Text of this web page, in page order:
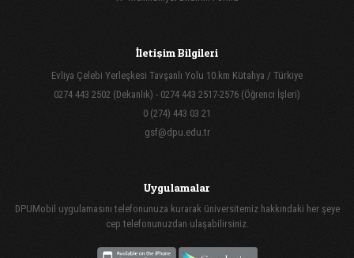
İletişim Bilgileri
Evliya Çelebi Yerleşkesi Tavşanlı Yolu 10.km Kütahya / Türkiye
0274 443 2502 (Dekanlık) - 0274 443 2517-2576 (Öğrenci İşleri)
0 (274) 443 03 21
gsf@dpu.edu.tr
Uygulamalar
DPUMobil uygulamasını telefonunuza kurarak üniversitemiz hakkındaki her şeye
cep telefonunuzdan ulaşabilirsiniz.